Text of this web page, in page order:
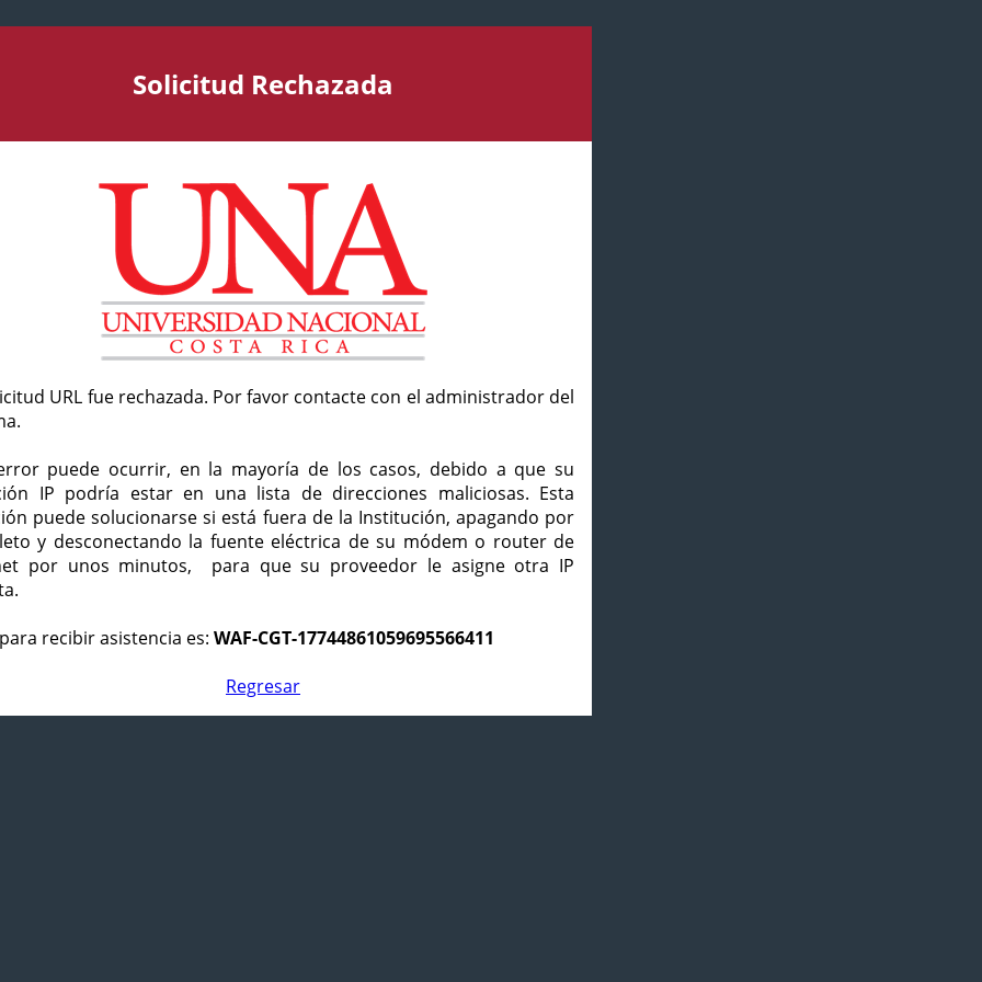
Solicitud Rechazada
URL fue rechazada. Por favor contacte con el administrador del
puede ocurrir, en la mayoría de los casos, debido a que su
IP podría estar en una lista de direcciones maliciosas. Esta
puede solucionarse si está fuera de la Institución, apagando por
y desconectando la fuente eléctrica de su módem o router de
por unos minutos, para que su proveedor le asigne otra IP
recibir asistencia es: WAF-CGT-17744861059695566411
Regresar